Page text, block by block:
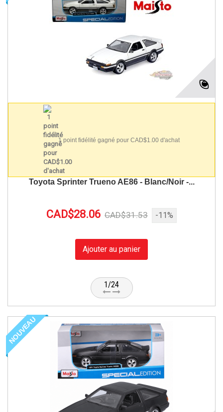
1 point fidélité gagné pour CAD$1.00 d'achat
Toyota Sprinter Trueno AE86 - Blanc/Noir -...
CAD$28.06 CAD$31.53 -11%
Ajouter au panier
1/24
NOUVEAU